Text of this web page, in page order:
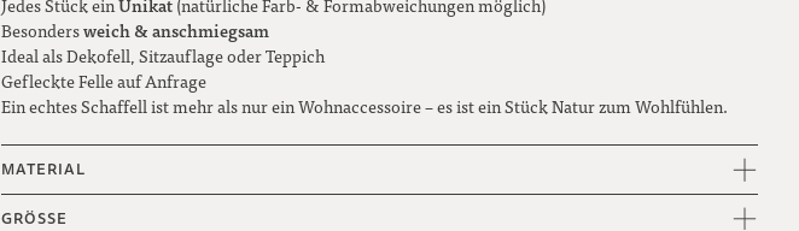
Jedes Stück ein
(natürliche Farb- & Formabweichungen möglich)
Besondersweich & anschmiegsam
Ideal als Dekofell, Sitzauflage oder Teppich
Gefleckte Felle auf Anfrage
Ein echtes Schaffell ist mehr als nur ein Wohnaccessoire – es ist ein Stück Natur zum Wohlfühlen.
MATERIAL
GRÖSSE